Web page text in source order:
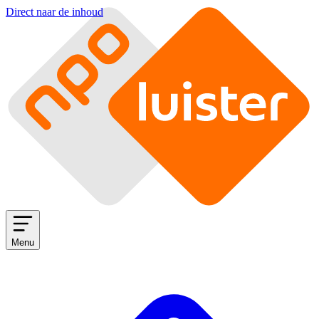
Direct naar de inhoud
Menu